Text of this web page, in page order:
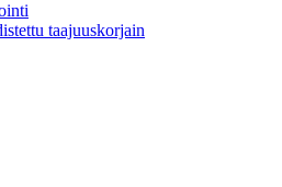
taajuuskorjain